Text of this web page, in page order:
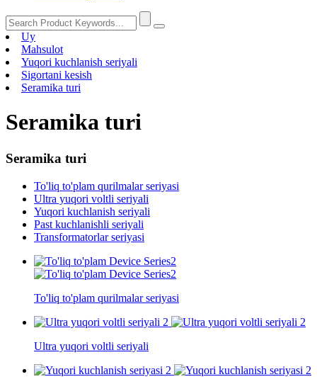
Uy
Mahsulot
Yuqori kuchlanish seriyali
Sigortani kesish
Seramika turi
Seramika turi
Seramika turi
To'liq to'plam qurilmalar seriyasi
Ultra yuqori voltli seriyali
Yuqori kuchlanish seriyali
Past kuchlanishli seriyali
Transformatorlar seriyasi
To'liq to'plam qurilmalar seriyasi
Ultra yuqori voltli seriyali